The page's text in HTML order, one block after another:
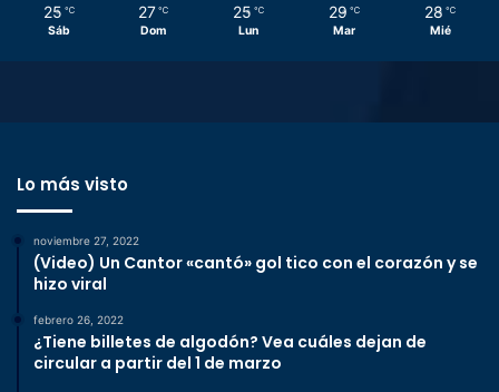
25 ℃
Sáb
27 ℃
Dom
25 ℃
Lun
29 ℃
Mar
28 ℃
Mié
Lo más visto
noviembre 27, 2022
(Video) Un Cantor «cantó» gol tico con el corazón y se
hizo viral
febrero 26, 2022
¿Tiene billetes de algodón? Vea cuáles dejan de
circular a partir del 1 de marzo